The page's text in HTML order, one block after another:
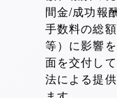
間金/成功報
手数料の総
等）に影響
面を交付し
法による提